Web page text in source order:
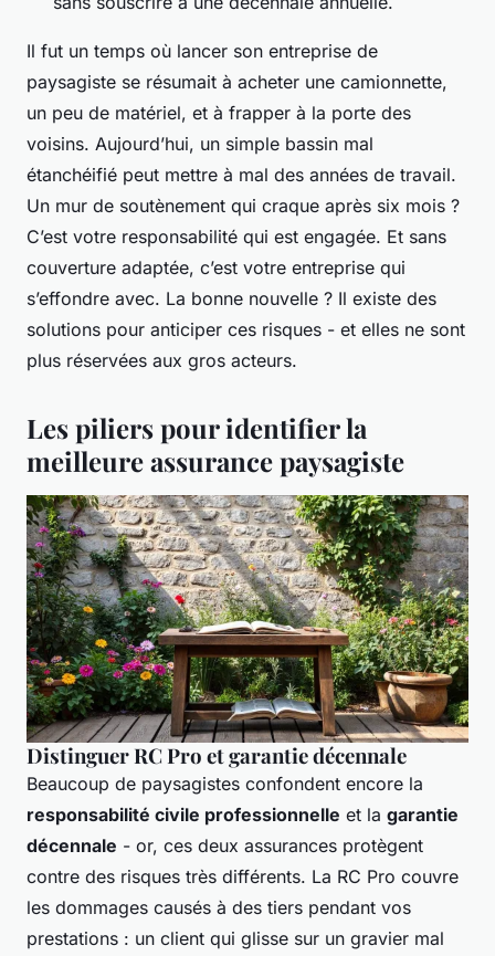
Il fut un temps où lancer son entreprise de
paysagiste se résumait à acheter une camionnette,
un peu de matériel, et à frapper à la porte des
voisins. Aujourd’hui, un simple bassin mal
étanchéifié peut mettre à mal des années de travail.
Un mur de soutènement qui craque après six mois ?
C’est votre responsabilité qui est engagée. Et sans
couverture adaptée, c’est votre entreprise qui
s’effondre avec. La bonne nouvelle ? Il existe des
solutions pour anticiper ces risques - et elles ne sont
plus réservées aux gros acteurs.
Les piliers pour identifier la
meilleure assurance paysagiste
Distinguer RC Pro et garantie décennale
Beaucoup de paysagistes confondent encore la
responsabilité civile professionnelle et la garantie
décennale - or, ces deux assurances protègent
contre des risques très différents. La RC Pro couvre
les dommages causés à des tiers pendant vos
prestations : un client qui glisse sur un gravier mal